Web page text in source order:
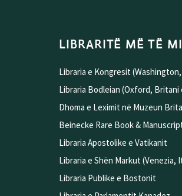
LIBRARITË MË TË
Libraria e Kongresit
Libraria Bodleian (Oxford, Britani
Dhoma e Leximit në Muzeun
Beinecke Rare Book &
Libraria Apostolike e Vatikanit
Libraria e Shën Markut (Venezia,
Libraria Publike e Bostonit